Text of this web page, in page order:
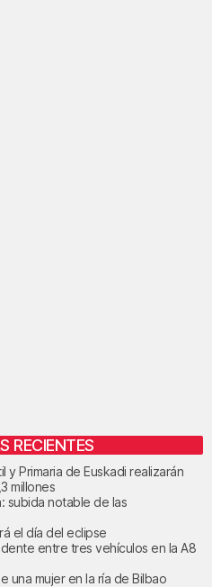
RECIENTES
Primaria de Euskadi realizarán
millones
subida notable de las
el día del eclipse
entre tres vehículos en la A8
una mujer en la ría de Bilbao